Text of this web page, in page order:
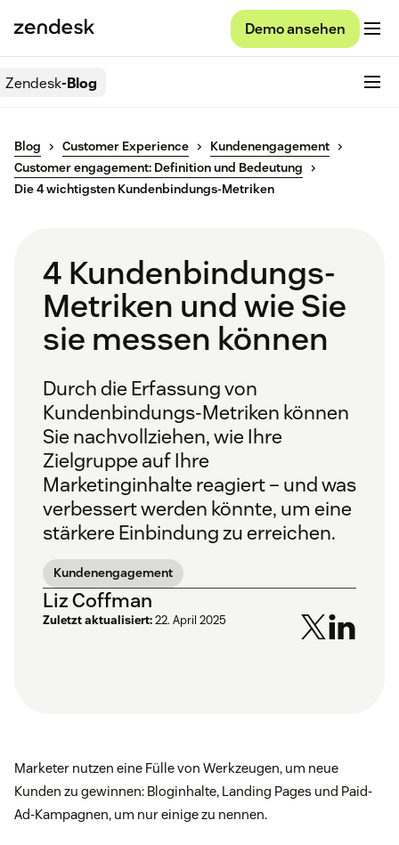
Demo ansehen
Zendesk-Blog
Blog Customer Experience
Kundenengagement
Customer engagement: Definition und Bedeutung
Die 4 wichtigsten Kundenbindungs-Metriken
4 Kundenbindungs-
Metriken und wie Sie
sie messen können
Durch die Erfassung von
Kundenbindungs-Metriken können
Sie nachvollziehen, wie Ihre
Zielgruppe auf Ihre
Marketinginhalte reagiert – und was
verbessert werden könnte, um eine
stärkere Einbindung zu erreichen.
Kundenengagement
Liz Coffman
Zuletzt aktualisiert:22. April 2025
Marketer nutzen eine Fülle von Werkzeugen, um neue
Kunden zu gewinnen: Bloginhalte, Landing Pages und Paid-
Ad-Kampagnen, um nur einige zu nennen.